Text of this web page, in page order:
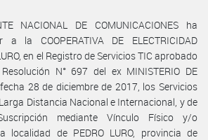
NACIONAL DE COMUNICACIONES ha
la COOPERATIVA DE ELECTRICIDAD
en el Registro de Servicios TIC aprobado
N° 697 del ex MINISTERIO DE
fecha 28 de diciembre de 2017, los Servicios
Distancia Nacional e Internacional, y de
mediante Vínculo Físico y/o
localidad de PEDRO LURO, provincia de